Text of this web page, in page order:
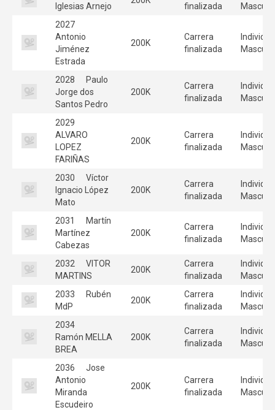
Iglesias Arnejo finalizada
2027
Antonio
Jiménez
Estrada
200K
Carrera
finalizada
2028
Paulo
Jorge dos
Santos Pedro
200K
Carrera
finalizada
2029
ALVARO
LOPEZ
FARIÑAS
200K
Carrera
finalizada
2030
Víctor
Ignacio López
Mato
200K
Carrera
finalizada
2031
Martín
Martínez
Cabezas
200K
Carrera
finalizada
2032
VITOR
MARTINS
200K
Carrera
finalizada
2033
Rubén
MdP
200K
Carrera
finalizada
2034
Ramón MELLA
BREA
200K
Carrera
finalizada
2036
Jose
Antonio
Miranda
Escudeiro
200K
Carrera
finalizada